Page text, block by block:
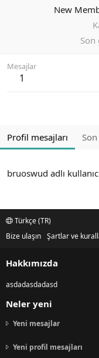
New
Mesajlar
1
Profil mesajları
bruoswud adlı
Türkçe (TR)
Bize ulaşın Şartlar ve
Hakkımızda
asdadasdadasd
Neler yeni
Yeni mesajlar
Yeni profil mesajları